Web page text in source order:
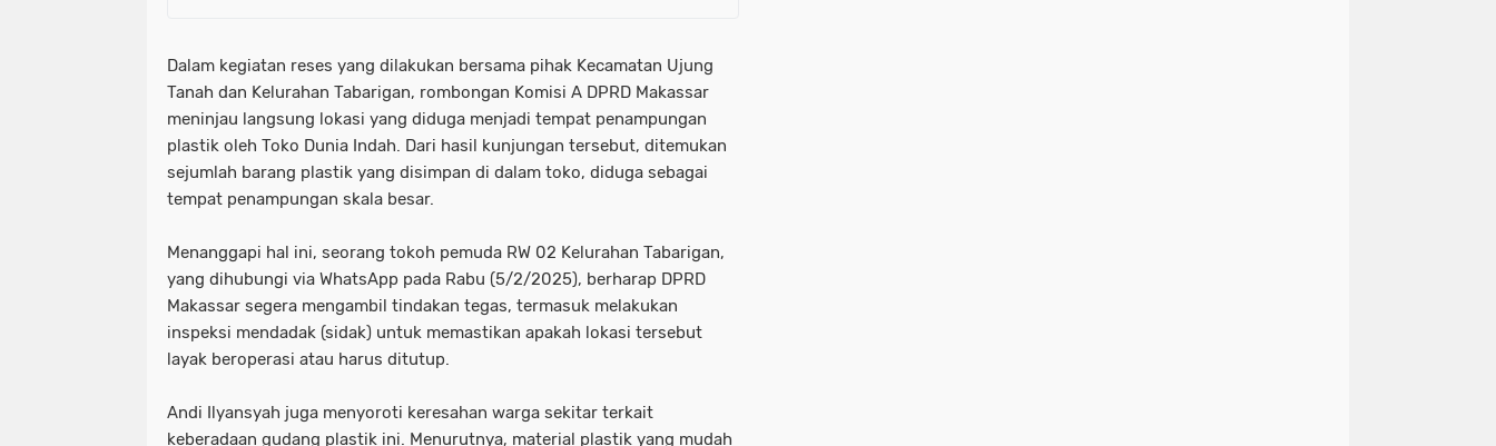
Dalam kegiatan reses yang dilakukan bersama pihak Kecamatan Ujung
Tanah dan Kelurahan Tabarigan, rombongan Komisi A DPRD Makassar
meninjau langsung lokasi yang diduga menjadi tempat penampungan
plastik oleh Toko Dunia Indah. Dari hasil kunjungan tersebut, ditemukan
sejumlah barang plastik yang disimpan di dalam toko, diduga sebagai
tempat penampungan skala besar.
Menanggapi hal ini, seorang tokoh pemuda RW 02 Kelurahan Tabarigan,
yang dihubungi via WhatsApp pada Rabu (5/2/2025), berharap DPRD
Makassar segera mengambil tindakan tegas, termasuk melakukan
inspeksi mendadak (sidak) untuk memastikan apakah lokasi tersebut
layak beroperasi atau harus ditutup.
Andi Ilyansyah juga menyoroti keresahan warga sekitar terkait
keberadaan gudang plastik ini. Menurutnya, material plastik yang mudah